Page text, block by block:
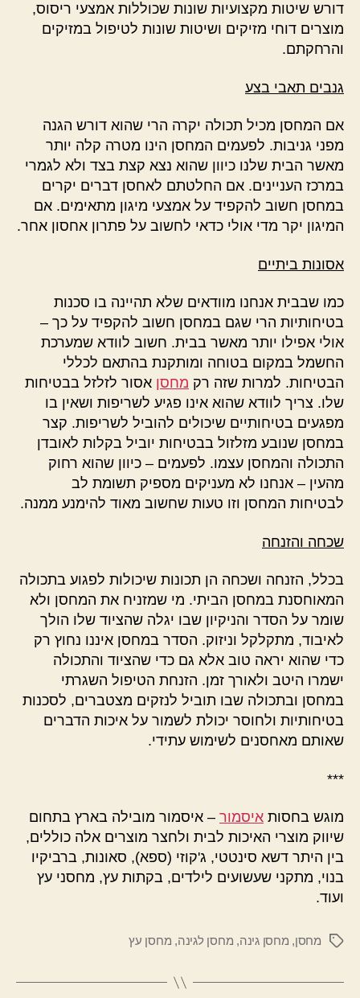
דורש שיטות מקצועיות שונות שכוללות אמצעי ריסוס,
מוצרים דוחי מזיקים ושיטות שונות לטיפול במזיקים
והרחקתם.
גנבים תאבי בצע
אם המחסן מכיל תכולה יקרה הרי שהוא דורש הגנה
מפני גניבות. לפעמים המחסן הינו מטרה קלה יותר
מאשר הבית שלנו כיוון שהוא נצא קצת בצד ולא לגמרי
במרכז העניינים. אם החלטתם לאחסן דברים יקרים
במחסן חשוב להקפיד על אמצעי מיגון מתאימים. אם
המיגון יקר מדי אולי כדאי לחשוב על פתרון אחסון אחר.
אסונות ביתיים
כמו שבבית אנחנו מוודאים שלא תהיינה בו סכנות
בטיחותיות הרי שגם במחסן חשוב להקפיד על כך –
אולי אפילו יותר מאשר בבית. חשוב לוודא שמערכת
החשמל במקום בטוחה ומותקנת בהתאם לכללי
הבטיחות. למרות שזה רק מחסן אסור לזלזל בבטיחות
שלו. צריך לוודא שהוא אינו פגיע לשריפות ושאין בו
מפגעים בטיחותיים שיכולים להוביל לשריפות. קצר
במחסן שנובע מזלזול בבטיחות יוביל בקלות לאובדן
התכולה והמחסן עצמו. לפעמים – כיוון שהוא רחוק
מהעין – אנחנו לא מעניקים מספיק תשומת לב
לבטיחות המחסן וזו טעות שחשוב מאוד להימנע ממנה.
שכחה והזנחה
בכלל, הזנחה ושכחה הן תכונות שיכולות לפגוע בתכולה
המאוחסנת במחסן הביתי. מי שמזניח את המחסן ולא
שומר על הסדר והניקיון שבו יגלה שהציוד שלו הולך
לאיבוד, מתקלקל וניזוק. הסדר במחסן איננו נחוץ רק
כדי שהוא יראה טוב אלא גם כדי שהציוד והתכולה
ישמרו היטב ולאורך זמן. הזנחת הטיפול השגרתי
במחסן ובתכולה שבו תוביל לנזקים מצטברים, לסכנות
בטיחותיות ולחוסר יכולת לשמור על איכות הדברים
שאותם מאחסנים לשימוש עתידי.
***
מוגש בחסות איסמור – איסמור מובילה בארץ בתחום
שיווק מוצרי האיכות לבית ולחצר מוצרים אלה כוללים,
בין היתר דשא סינטטי, ג'קוזי (ספא), סאונות, ברביקיו
בנוי, מתקני שעשועים לילדים, בקתות עץ, מחסני עץ
ועוד.
תגיותמחסן, מחסן גינה, מחסן לגינה, מחסן עץ